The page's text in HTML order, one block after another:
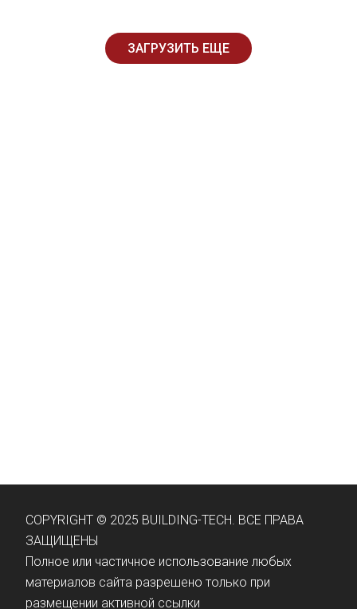
ЗАГРУЗИТЬ ЕЩЕ
COPYRIGHT © 2025 BUILDING-TECH. ВСЕ ПРАВА
ЗАЩИЩЕНЫ
Полное или частичное использование любых
материалов сайта разрешено только при
размещении активной ссылки